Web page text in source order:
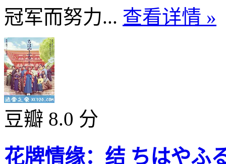
冠军而努力... 查看详情 »
豆瓣 8.0 分
花牌情缘：结 ちはやふ